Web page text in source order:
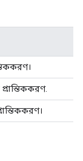
প্রান্তিককরণ.